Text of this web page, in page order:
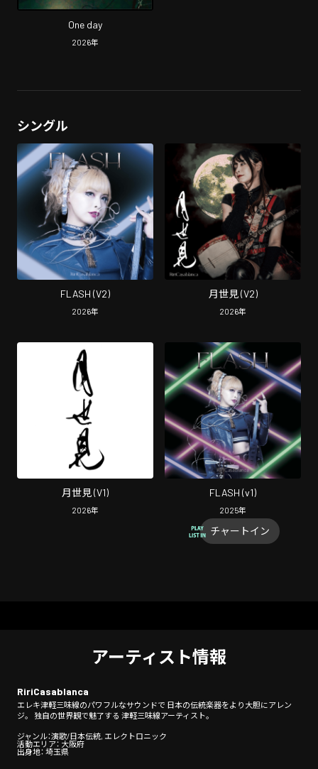
One day
2026年
シングル
FLASH (V2)
2026年
月世見 (V2)
2026年
月世見 (V1)
2026年
FLASH (v1)
2025年
チャートイン
アーティスト情報
RiriCasablanca
エレキ津軽三味線のパワフルなサウンドで 日本の伝統楽器をより大胆にアレン
ジ。 独自の世界観で魅了する 津軽三味線アーティスト。
ジャンル：演歌/日本伝統, エレクトロニック
活動エリア： 大阪府
出身地： 埼玉県